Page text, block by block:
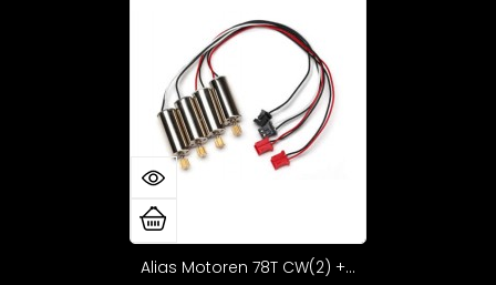
Alias Motoren 78T CW(2) +...